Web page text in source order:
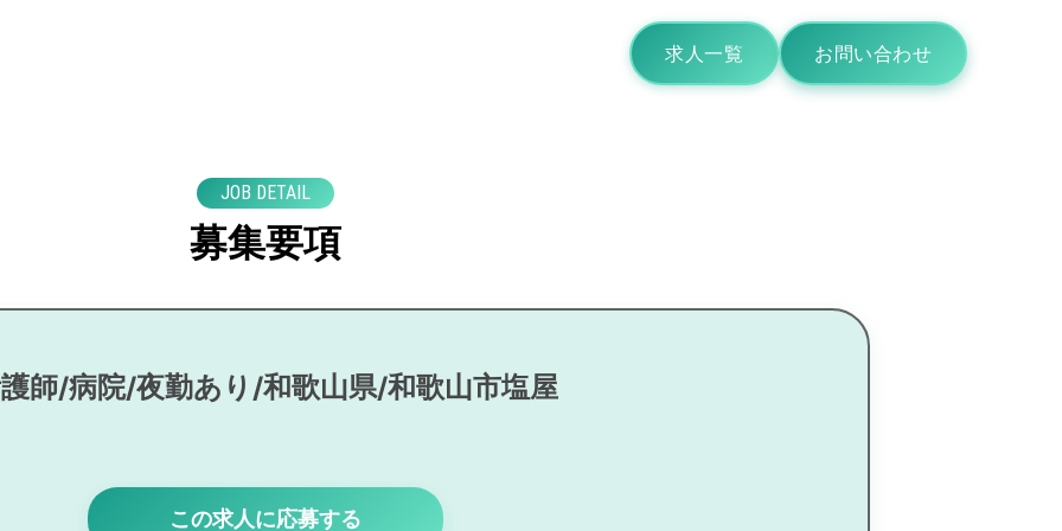
求人一覧 お問い合わせ
JOB DETAIL
募集要項
師/病院/夜勤あり/和歌山県/和歌山市塩屋
この求人に応募する